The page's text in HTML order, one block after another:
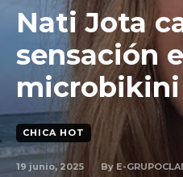
Nati Jota
sensación
CHICA HOT
19 junio, 2025 By E-